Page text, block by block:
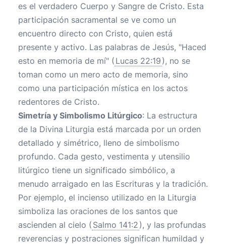
es el verdadero Cuerpo y Sangre de Cristo. Esta
participación sacramental se ve como un
encuentro directo con Cristo, quien está
presente y activo. Las palabras de Jesús, "Haced
esto en memoria de mí" ( Lucas 22:19 ), no se
toman como un mero acto de memoria, sino
como una participación mística en los actos
redentores de Cristo.
Simetría y Simbolismo Litúrgico: La estructura
de la Divina Liturgia está marcada por un orden
detallado y simétrico, lleno de simbolismo
profundo. Cada gesto, vestimenta y utensilio
litúrgico tiene un significado simbólico, a
menudo arraigado en las Escrituras y la tradición.
Por ejemplo, el incienso utilizado en la Liturgia
simboliza las oraciones de los santos que
ascienden al cielo ( Salmo 141:2 ), y las profundas
reverencias y postraciones significan humildad y